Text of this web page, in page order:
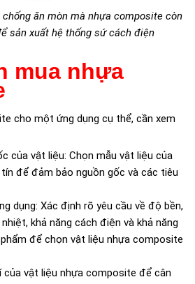
ăn mòn mà nhựa composite còn
sản xuất hệ thống sứ cách điện
mua nhựa
cho một ứng dụng cụ thể, cần xem
của vật liệu: Chọn mẫu vật liệu của
để đảm bảo nguồn gốc và các tiêu
dụng: Xác định rõ yêu cầu về độ bền,
khả năng cách điện và khả năng
để chọn vật liệu nhựa composite
của vật liệu nhựa composite để cân